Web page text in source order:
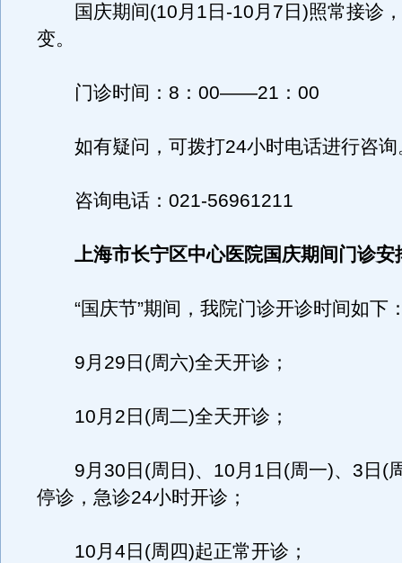
国庆期间(10月1日-10月7日)照常接诊
变。
门诊时间：8：00――21：00
如有疑问，可拨打24小时电话进行咨询
咨询电话：021-56961211
上海市长宁区中心医院国庆期间门诊安
“国庆节”期间，我院门诊开诊时间如下
9月29日(周六)全天开诊；
10月2日(周二)全天开诊；
9月30日(周日)、10月1日(周一)、3日(
停诊，急诊24小时开诊；
10月4日(周四)起正常开诊；